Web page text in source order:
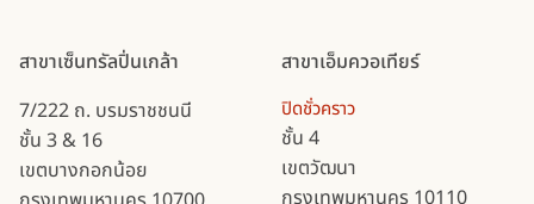
สาขาเซ็นทรัลปิ่นเกล้า
7/222 ถ. บรมราชชนนี
ชั้น 3 & 16
เขตบางกอกน้อย
สาขาเอ็มควอเทียร์
ปิดชั่วคราว
ชั้น 4
เขตวัฒนา
กรุงเทพมหานคร 10110